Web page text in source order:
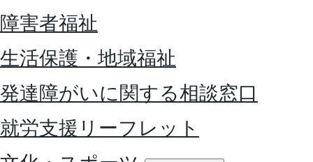
障害者福祉
生活保護・地域福祉
発達障がいに関する相談窓口
就労支援リーフレット